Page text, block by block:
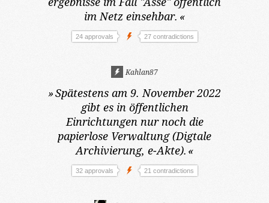
im Netz einsehbar. «
24 approvals 27 contradictions
Kahlan87
»Spätestens am 9. November 2022
gibt es in öffentlichen
Einrichtungen nur noch die
papierlose Verwaltung (Digtale
Archivierung, e-Akte). «
32 approvals 21 contradictions